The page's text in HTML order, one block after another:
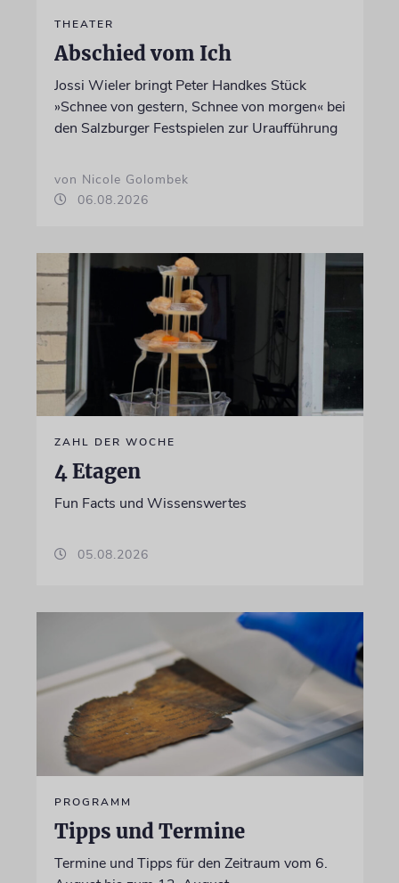
THEATER
Abschied vom Ich
Jossi Wieler bringt Peter Handkes Stück
»Schnee von gestern, Schnee von morgen« bei
den Salzburger Festspielen zur Uraufführung
von Nicole Golombek
06.08.2026
ZAHL DER WOCHE
4 Etagen
Fun Facts und Wissenswertes
05.08.2026
PROGRAMM
Tipps und Termine
Termine und Tipps für den Zeitraum vom 6.